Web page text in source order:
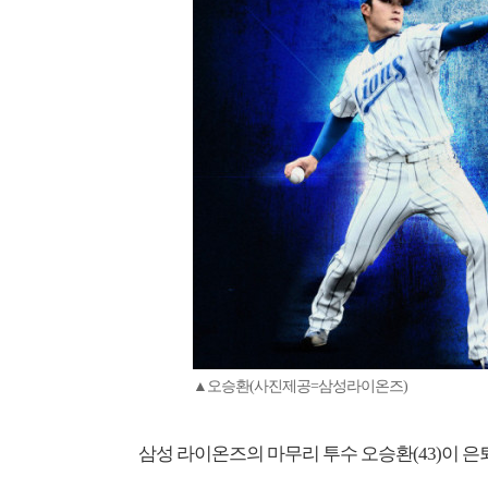
▲오승환(사진제공=삼성라이온즈)
삼성 라이온즈의 마무리 투수 오승환(43)이 은